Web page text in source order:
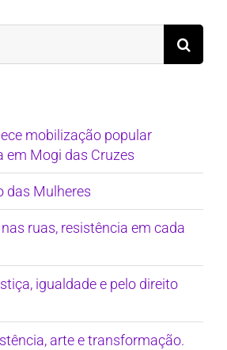
mobilização popular
em Mogi das Cruzes
das Mulheres
ruas, resistência em cada
igualdade e pelo direito
arte e transformação.